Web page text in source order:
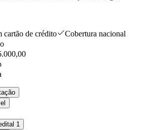
cartão de crédito
Cobertura nacional
1